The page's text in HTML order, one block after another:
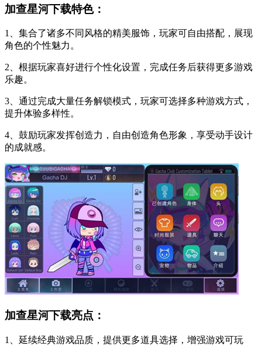
加查星河下载特色：
1、集合了诸多不同风格的精美服饰，玩家可自由搭配，展现
角色的个性魅力。
2、根据玩家喜好进行个性化设置，完成任务后获得更多游戏
乐趣。
3、通过完成大量任务解锁模式，玩家可选择多种游戏方式，
提升体验多样性。
4、鼓励玩家发挥创造力，自由创造角色形象，享受动手设计
的成就感。
加查星河下载亮点：
1、延续经典游戏品质，提供更多道具选择，增强游戏可玩